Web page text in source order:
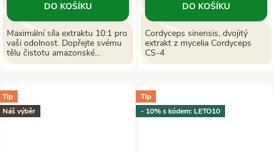
DO KOŠÍKU
Maximální síla extraktu 10:1 pro
vaši odolnost. Dopřejte svému
tělu čistotu amazonské...
DO KOŠÍKU
Cordyceps sinensis, dvojitý
extrakt z mycelia Cordyceps
CS-4
Tip
Náš výběr
Tip
- 10% s kódem: LETO10